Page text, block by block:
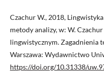
Czachur W., 2018,
metody analizy, w: W.
lingwistycznym. Zagadnienia
Warszawa: Wydawnictwo
https://doi.org/10.31338/